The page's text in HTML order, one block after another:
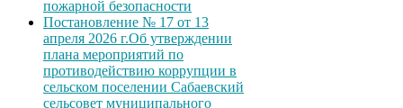
пожарной безопасности
Постановление № 17 от 13
апреля 2026 г.Об утверждении
плана мероприятий по
противодействию коррупции в
сельском поселении Сабаевский
сельсовет муниципального